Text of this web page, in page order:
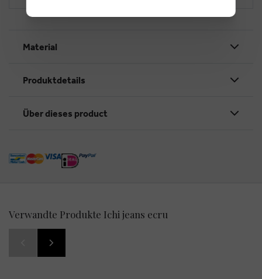
Material
Produktdetails
Über dieses product
Verwandte Produkte Ichi jeans ecru